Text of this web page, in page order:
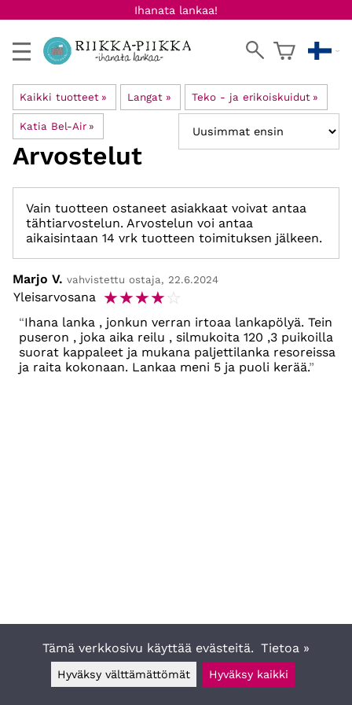
Ihanata lankaa!
Kaikki tuotteet ‪» Langat ‪» Teko - ja erikoiskuidut ‪»
Katia Bel-Air ‪»
Arvostelut
Vain tuotteen ostaneet asiakkaat voivat antaa
tähtiarvostelun. Arvostelun voi antaa
aikaisintaan 14 vrk tuotteen toimituksen jälkeen.
Marjo V. vahvistettu ostaja, 22.6.2024
Yleisarvosana ☆☆☆☆☆
Ihana lanka , jonkun verran irtoaa lankapölyä. Tein
puseron , joka aika reilu , silmukoita 120 ,3 puikoilla
suorat kappaleet ja mukana paljettilanka resoreissa
ja raita kokonaan. Lankaa meni 5 ja puoli kerää.
Tämä verkkosivu käyttää evästeitä. Tietoa »
Hyväksy välttämättömät Hyväksy kaikki